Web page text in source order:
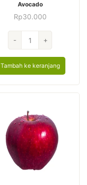
Avocado
Rp30.000
-
Avocado
+
Tambah ke keranjang